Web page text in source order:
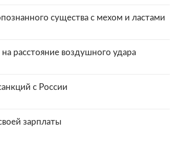
существа с мехом и ластами
расстояние воздушного удара
с России
зарплаты